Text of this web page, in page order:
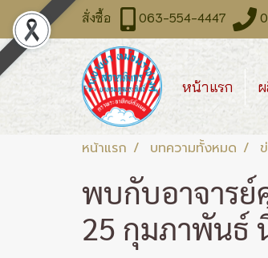
สั่งซื้อ 063-554-4447
หน้าแรก
หน้าแรก บทความทั้งหมด
พบกับอาจารย์
25 กุมภาพันธ์